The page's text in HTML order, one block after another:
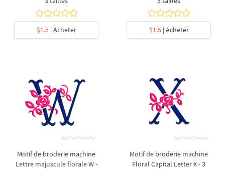
$1.5| Acheter $1.5| Acheter
Motif de broderie machine
Lettre majuscule florale W -
Motif de broderie machine
Floral Capital Letter X - 3